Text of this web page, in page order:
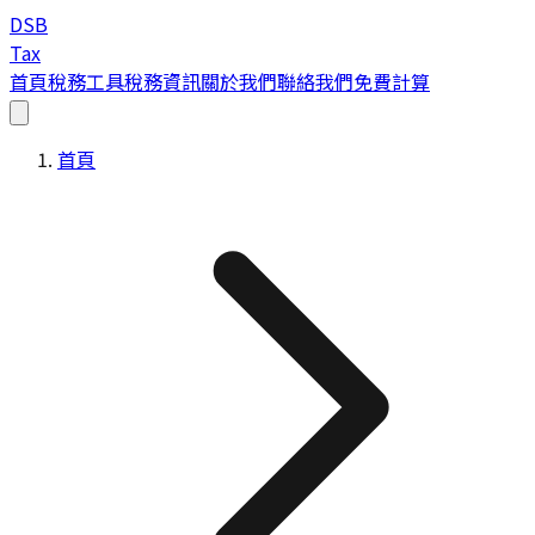
DSB
Tax
首頁稅務工具稅務資訊關於我們聯絡我們免費計算
首頁